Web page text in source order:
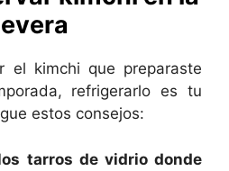
el kimchi que preparaste
refrigerarlo es tu
estos consejos:
tarros de vidrio donde